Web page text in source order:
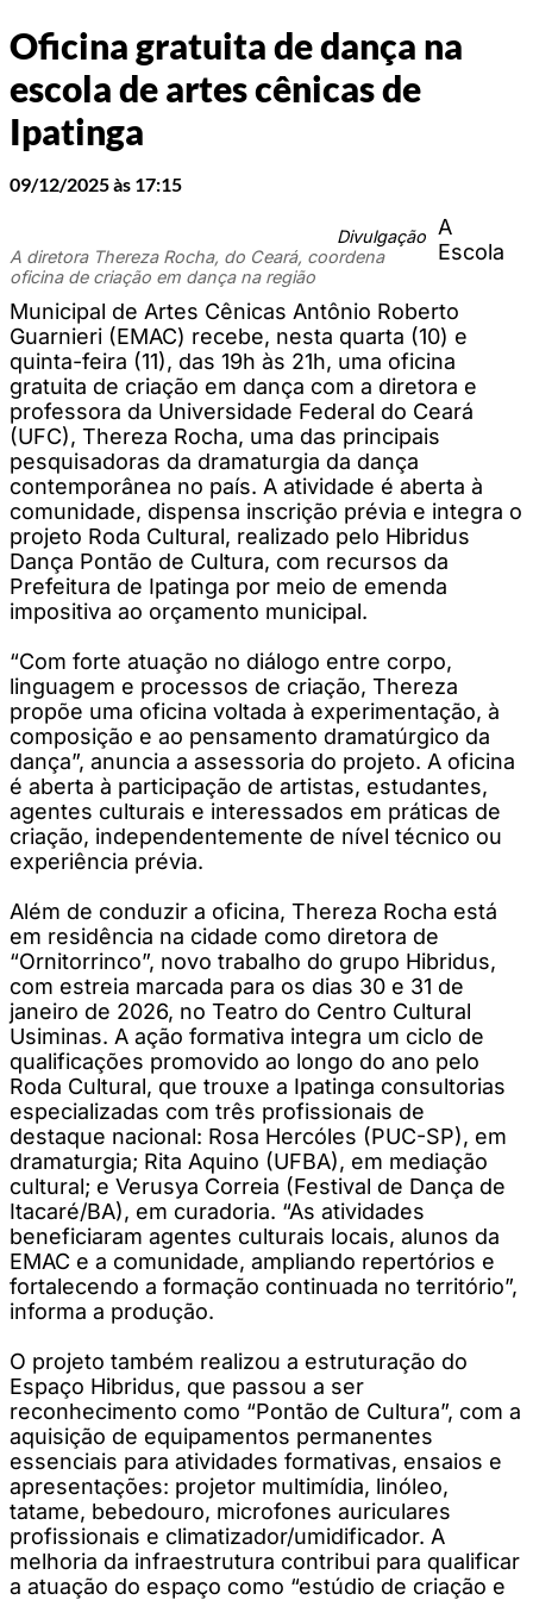
Oficina gratuita de dança na
escola de artes cênicas de
Ipatinga
09/12/2025 às 17:15
Divulgação
A diretora Thereza Rocha, do Ceará, coordena
oficina de criação em dança na região
A
Escola
Municipal de Artes Cênicas Antônio Roberto
Guarnieri (EMAC) recebe, nesta quarta (10) e
quinta-feira (11), das 19h às 21h, uma oficina
gratuita de criação em dança com a diretora e
professora da Universidade Federal do Ceará
(UFC), Thereza Rocha, uma das principais
pesquisadoras da dramaturgia da dança
contemporânea no país. A atividade é aberta à
comunidade, dispensa inscrição prévia e integra o
projeto Roda Cultural, realizado pelo Hibridus
Dança Pontão de Cultura, com recursos da
Prefeitura de Ipatinga por meio de emenda
impositiva ao orçamento municipal.
“Com forte atuação no diálogo entre corpo,
linguagem e processos de criação, Thereza
propõe uma oficina voltada à experimentação, à
composição e ao pensamento dramatúrgico da
dança”, anuncia a assessoria do projeto. A oficina
é aberta à participação de artistas, estudantes,
agentes culturais e interessados em práticas de
criação, independentemente de nível técnico ou
experiência prévia.
Além de conduzir a oficina, Thereza Rocha está
em residência na cidade como diretora de
“Ornitorrinco”, novo trabalho do grupo Hibridus,
com estreia marcada para os dias 30 e 31 de
janeiro de 2026, no Teatro do Centro Cultural
Usiminas. A ação formativa integra um ciclo de
qualificações promovido ao longo do ano pelo
Roda Cultural, que trouxe a Ipatinga consultorias
especializadas com três profissionais de
destaque nacional: Rosa Hercóles (PUC-SP), em
dramaturgia; Rita Aquino (UFBA), em mediação
cultural; e Verusya Correia (Festival de Dança de
Itacaré/BA), em curadoria. “As atividades
beneficiaram agentes culturais locais, alunos da
EMAC e a comunidade, ampliando repertórios e
fortalecendo a formação continuada no território”,
informa a produção.
O projeto também realizou a estruturação do
Espaço Hibridus, que passou a ser
reconhecimento como “Pontão de Cultura”, com a
aquisição de equipamentos permanentes
essenciais para atividades formativas, ensaios e
apresentações: projetor multimídia, linóleo,
tatame, bebedouro, microfones auriculares
profissionais e climatizador/umidificador. A
melhoria da infraestrutura contribui para qualificar
a atuação do espaço como “estúdio de criação e